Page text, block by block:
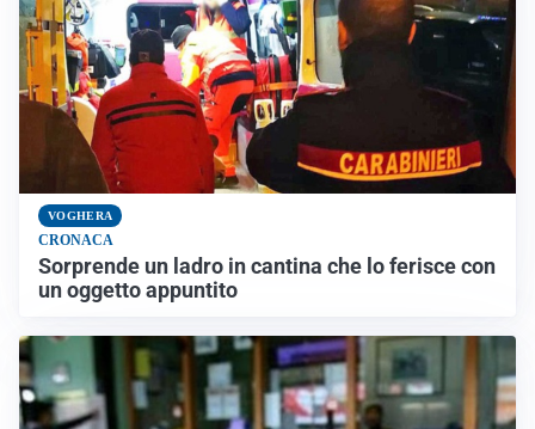
VOGHERA
CRONACA
Sorprende un ladro in cantina che lo ferisce con
un oggetto appuntito